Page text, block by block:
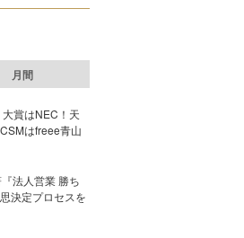
月間
賞はNEC！天
はfreee青山
法人営業 勝ち
決定プロセスを